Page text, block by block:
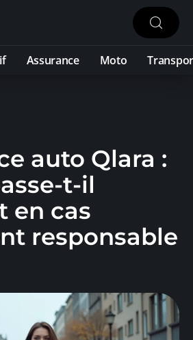
Assurance Moto
auto Qlara :
t-il
en cas
responsable